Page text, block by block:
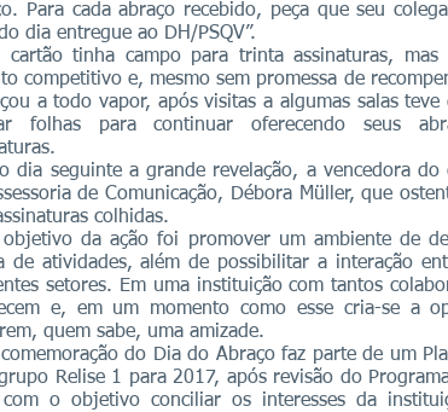
Para cada abraço recebido, peça que seu
dia entregue ao DH/PSQV”.
tinha campo para trinta assinaturas, mas
competitivo e, mesmo sem promessa de
a todo vapor, após visitas a algumas salas
folhas para continuar oferecendo seus
seguinte a grande revelação, a vencedora do
de Comunicação, Débora Müller, que
colhidas.
da ação foi promover um ambiente de
de atividades, além de possibilitar a interação
setores. Em uma instituição com tantos
e, em um momento como esse cria-se a
quem sabe, uma amizade.
do Dia do Abraço faz parte de um
Relise 1 para 2017, após revisão do
o objetivo conciliar os interesses da